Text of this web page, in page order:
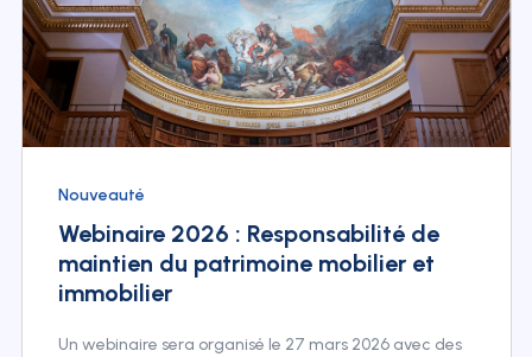
Nouveauté
Webinaire 2026 : Responsabilité de
maintien du patrimoine mobilier et
immobilier
Un webinaire sera organisé le 27 mars 2026 avec des